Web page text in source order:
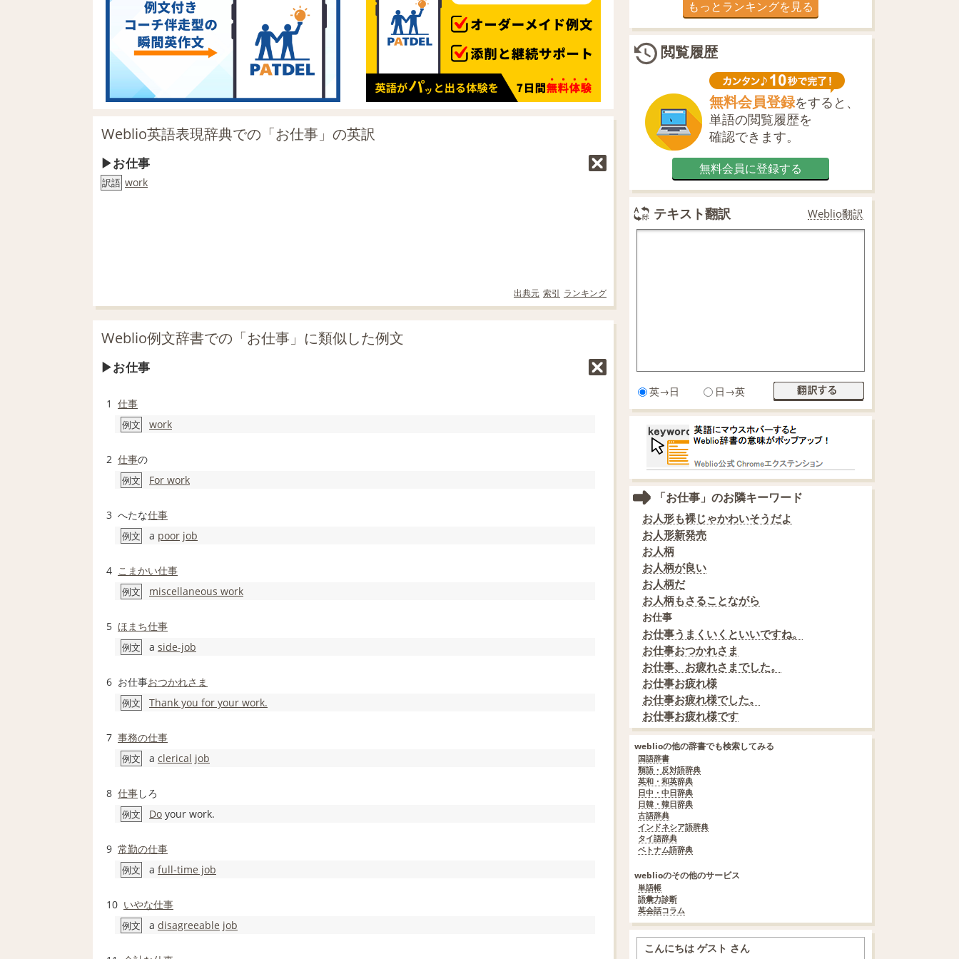
Weblio英語表現辞典での「お仕事」の英訳
お仕事
訳語 work
出典元 索引 ランキング
Weblio例文辞書での「お仕事」に類似した例文
お仕事
1 仕事
例文 work
2 仕事の
例文 For work
3 へたな仕事
例文 a poor job
4 こまかい仕事
例文 miscellaneous work
5 ほまち仕事
例文 a side-job
6 お仕事おつかれさま
例文 Thank you for your work.
7 事務の仕事
例文 a clerical job
8 仕事しろ
例文 Do your work.
9 常勤の仕事
例文 a full‐time job
10 いやな仕事
例文 a disagreeable job
もっとランキングを見る
閲覧履歴
無料会員登録をすると、
単語の閲覧履歴を
確認できます。
無料会員に登録する
テキスト翻訳 Weblio翻訳
英→日 日→英
「お仕事」のお隣キーワード
お人形も裸じゃかわいそうだよ
お人形新発売
お人柄
お人柄が良い
お人柄だ
お人柄もさることながら
お仕事
お仕事うまくいくといいですね。
お仕事おつかれさま
お仕事、お疲れさまでした。
お仕事お疲れ様
お仕事お疲れ様でした。
お仕事お疲れ様です
weblioの他の辞書でも検索してみる
国語辞書
類語・反対語辞典
英和・和英辞典
日中・中日辞典
日韓・韓日辞典
古語辞典
インドネシア語辞典
タイ語辞典
ベトナム語辞典
weblioのその他のサービス
単語帳
語彙力診断
英会話コラム
こんにちは ゲスト さん